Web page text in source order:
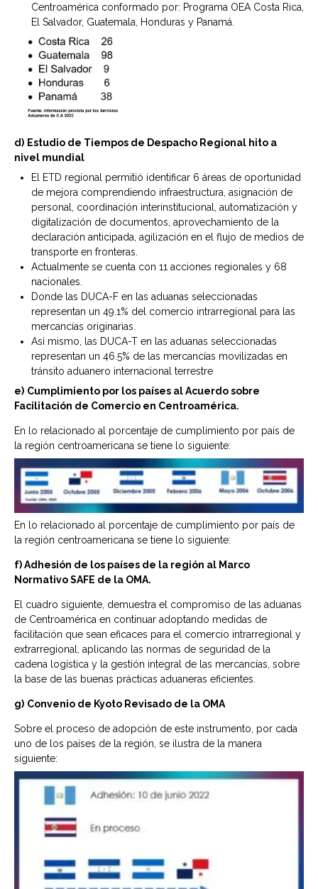
Centroamérica conformado por: Programa OEA Costa Rica,
El Salvador, Guatemala, Honduras y Panamá.
d) Estudio de Tiempos de Despacho Regional hito a
nivel mundial
El ETD regional permitió identificar 6 áreas de oportunidad
de mejora comprendiendo infraestructura, asignación de
personal, coordinación interinstitucional, automatización y
digitalización de documentos, aprovechamiento de la
declaración anticipada, agilización en el flujo de medios de
transporte en fronteras.
Actualmente se cuenta con 11 acciones regionales y 68
nacionales.
Donde las DUCA-F en las aduanas seleccionadas
representan un 49.1% del comercio intrarregional para las
mercancías originarias.
Así mismo, las DUCA-T en las aduanas seleccionadas
representan un 46.5% de las mercancías movilizadas en
tránsito aduanero internacional terrestre
e) Cumplimiento por los países al Acuerdo sobre
Facilitación de Comercio en Centroamérica.
En lo relacionado al porcentaje de cumplimiento por país de
la región centroamericana se tiene lo siguiente:
En lo relacionado al porcentaje de cumplimiento por país de
la región centroamericana se tiene lo siguiente:
f) Adhesión de los países de la región al Marco
Normativo SAFE de la OMA.
El cuadro siguiente, demuestra el compromiso de las aduanas
de Centroamérica en continuar adoptando medidas de
facilitación que sean eficaces para el comercio intrarregional y
extrarregional, aplicando las normas de seguridad de la
cadena logística y la gestión integral de las mercancías, sobre
la base de las buenas prácticas aduaneras eficientes.
g) Convenio de Kyoto Revisado de la OMA
Sobre el proceso de adopción de este instrumento, por cada
uno de los países de la región, se ilustra de la manera
siguiente: